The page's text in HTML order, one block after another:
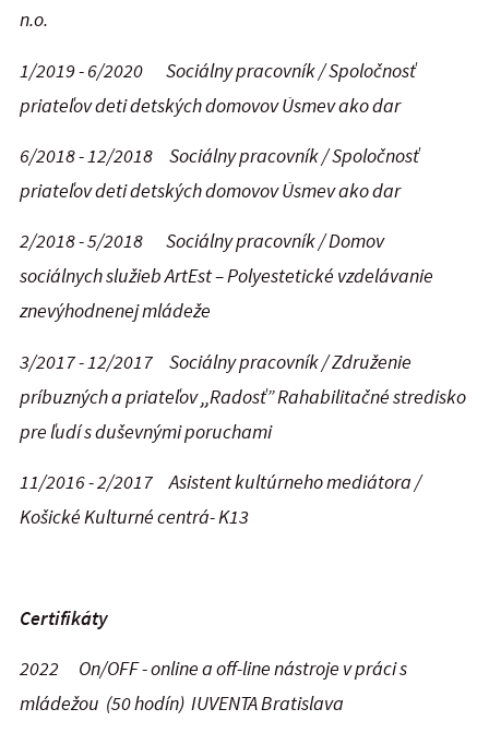
n.o.
1/2019 - 6/2020 Sociálny pracovník / Spoločnosť
priateľov deti detských domovov Úsmev ako dar
6/2018 - 12/2018 Sociálny pracovník / Spoločnosť
priateľov deti detských domovov Úsmev ako dar
2/2018 - 5/2018 Sociálny pracovník / Domov
sociálnych služieb ArtEst – Polyestetické vzdelávanie
znevýhodnenej mládeže
3/2017 - 12/2017 Sociálny pracovník / Združenie
príbuzných a priateľov ,,Radosť” Rahabilitačné stredisko
pre ľudí s duševnými poruchami
11/2016 - 2/2017 Asistent kultúrneho mediátora /
Košické Kulturné centrá- K13
Certifikáty
2022 On/OFF - online a off-line nástroje v práci s
mládežou (50 hodín) IUVENTA Bratislava